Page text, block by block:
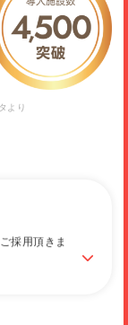
より
した。
した。
。